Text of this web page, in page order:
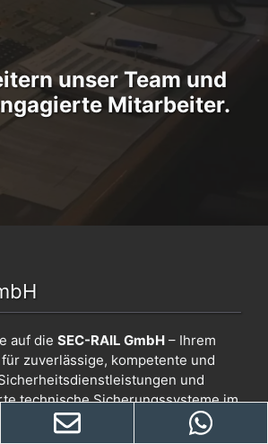
unser Team und
Mitarbeiter.
auf die SEC-RAIL GmbH– Ihrem
zuverlässige, kompetente und
und
technische Sicherungssysteme im
von Gleisbaustellen.